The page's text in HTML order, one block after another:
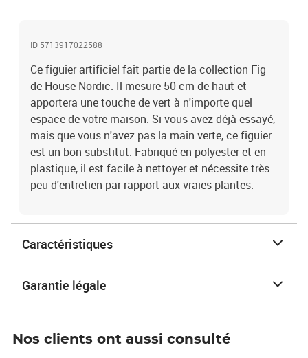
ID 5713917022588
Ce figuier artificiel fait partie de la collection Fig
de House Nordic. Il mesure 50 cm de haut et
apportera une touche de vert à n'importe quel
espace de votre maison. Si vous avez déjà essayé,
mais que vous n'avez pas la main verte, ce figuier
est un bon substitut. Fabriqué en polyester et en
plastique, il est facile à nettoyer et nécessite très
peu d'entretien par rapport aux vraies plantes.
Caractéristiques
Garantie légale
Nos clients ont aussi consulté